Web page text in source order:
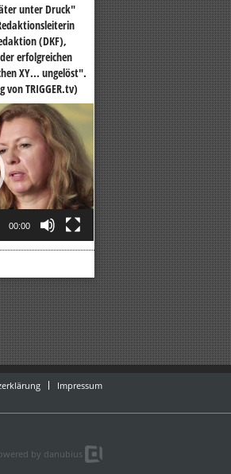
unter Druck"
(DKF),
erfolgreichen
XY... ungelöst".
TRIGGER.tv)
00:00
Impressum
by danubius